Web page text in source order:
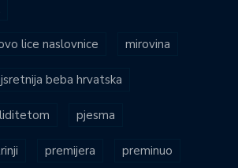
lice naslovnice mirovina
beba hrvatska
pjesma
premijera preminuo